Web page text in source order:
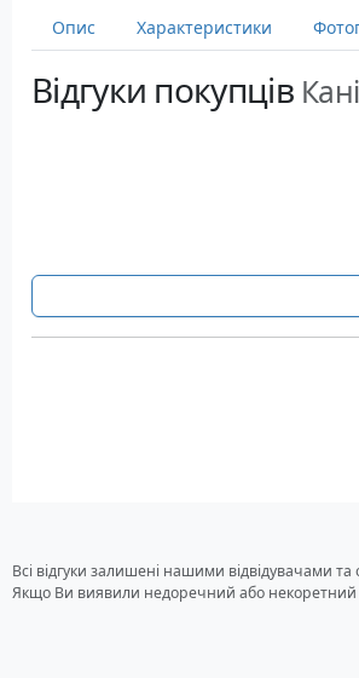
Опис Характеристики
Відгуки покупців
Всі відгуки залишені нашими відвідувачами та
Якщо Ви виявили недоречний або некоретний